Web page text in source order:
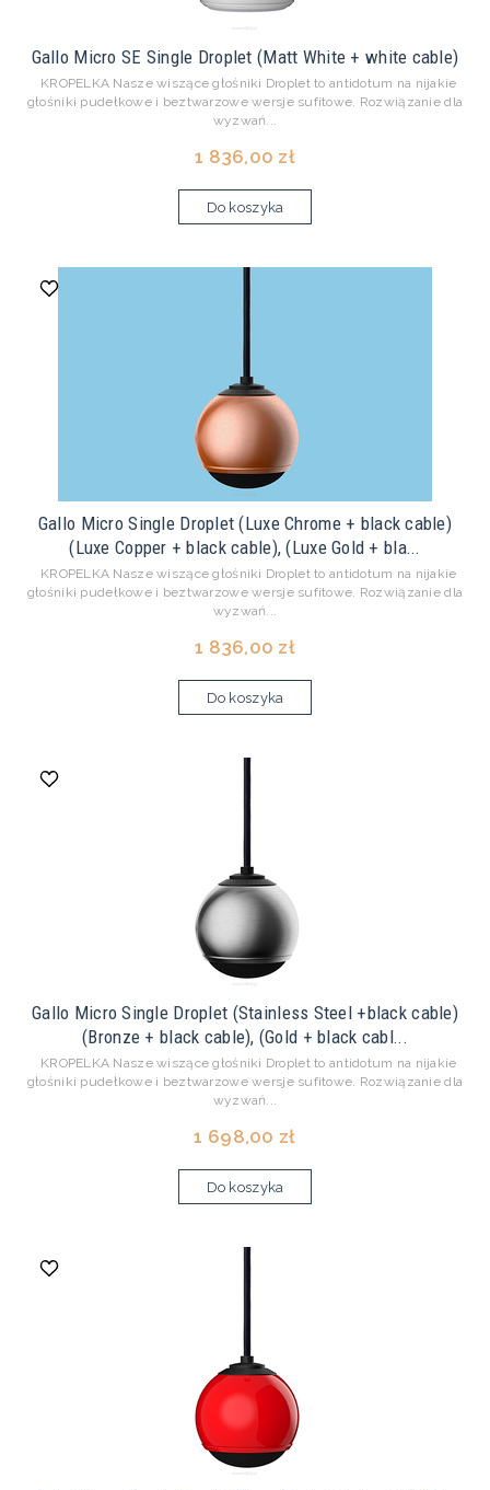
Gallo Micro SE Single Droplet (Matt White + white cable)
KROPELKA Nasze wiszące głośniki Droplet to antidotum na nijakie
głośniki pudełkowe i beztwarzowe wersje sufitowe. Rozwiązanie dla
wyzwań...
1 836,00 zł
Do koszyka
Gallo Micro Single Droplet (Luxe Chrome + black cable)
(Luxe Copper + black cable), (Luxe Gold + bla...
KROPELKA Nasze wiszące głośniki Droplet to antidotum na nijakie
głośniki pudełkowe i beztwarzowe wersje sufitowe. Rozwiązanie dla
wyzwań...
1 836,00 zł
Do koszyka
Gallo Micro Single Droplet (Stainless Steel +black cable)
(Bronze + black cable), (Gold + black cabl...
KROPELKA Nasze wiszące głośniki Droplet to antidotum na nijakie
głośniki pudełkowe i beztwarzowe wersje sufitowe. Rozwiązanie dla
wyzwań...
1 698,00 zł
Do koszyka